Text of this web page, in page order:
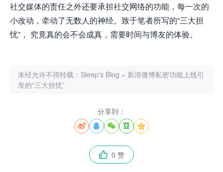
社交媒体的责任之外还要承担社交网络的功能，每一次的
小改动，牵动了无数人的神经。致于笔者所写的“三大担
忧”， 究竟真的会不会成真，需要时间与博友的体验。
未经允许不得转载： Sleep's Blog » 新浪微博私密功能上线引
发的“三大担忧”
分享到：
    
 0 赞